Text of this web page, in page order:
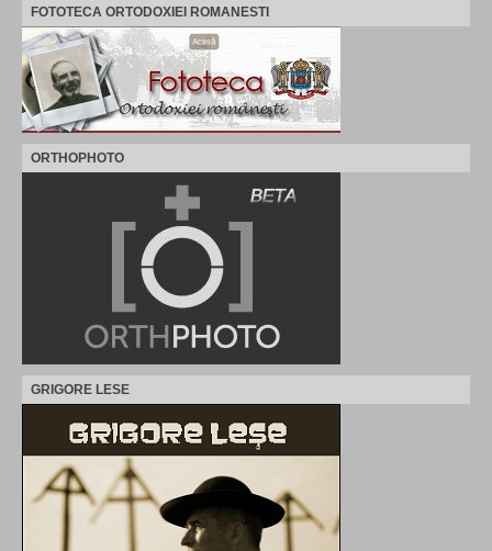
FOTOTECA ORTODOXIEI ROMANESTI
ORTHOPHOTO
GRIGORE LESE